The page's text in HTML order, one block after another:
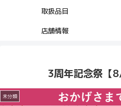
取扱品目
店舗情報
3周年記念祭【
未分類